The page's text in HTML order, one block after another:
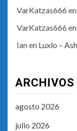
VarKatzas666 en
VarKatzas666 en
Ianen Luxlo –
ARCHIVOS
agosto 2026
julio 2026